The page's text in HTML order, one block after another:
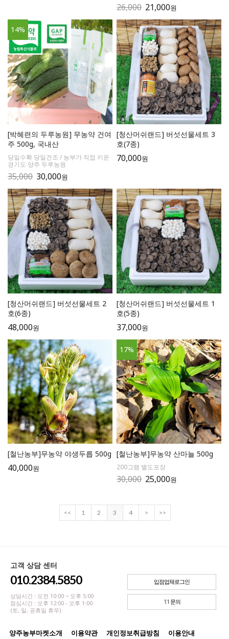
26,000 21,000원
14%
[박혜련의 두루농원] 무농약 건여
주 500g, 국내산
당일수확 당일건조 / 농부가 직접 키운
경기도 양주 두루농원
35,000 30,000원
[청산머쉬랜드] 버섯선물세트 3
호(7종)
70,000원
[청산머쉬랜드] 버섯선물세트 2
호(6종)
48,000원
[청산머쉬랜드] 버섯선물세트 1
호(5종)
37,000원
[철난농부]무농약 야생두릅 500g
40,000원
17%
[철난농부]무농약 산마늘 500g
200그램 별도포장
30,000 25,000원
<< 1 2 3 4 > >>
고객 상담 센터
010.2384.5850
상담시간 : 오전 10:00 ~ 오후 5:00
점심시간 : 오후 12:00 - 오후 1:00
(토, 일, 공휴일 휴무)
입점업체로그인
1:1 문의
양주농부마켓소개 이용약관 개인정보취급방침 이용안내